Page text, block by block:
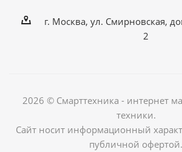
г. Москва, ул. Смирновская,
2
2026 © Смарттехника - интернет
техники.
Сайт носит информационный
публичной офертой.